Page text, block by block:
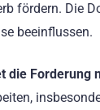
fördern. Die
beeinflussen.
die Forderung